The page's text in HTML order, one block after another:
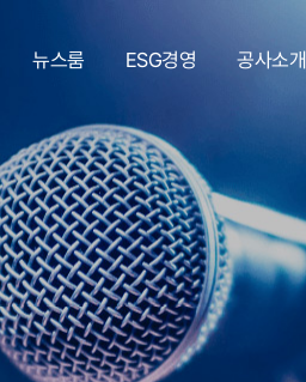
뉴스룸 ESG경영 공사소개